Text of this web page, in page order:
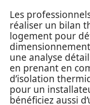
Les
réaliser un bilan
logement pour
une analyse
en prenant en
d’isolation
pour un
bénéficiez aussi